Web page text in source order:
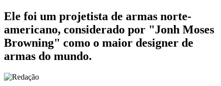
Ele foi um projetista de armas norte-
americano, considerado por "Jonh Moses
Browning" como o maior designer de
armas do mundo.